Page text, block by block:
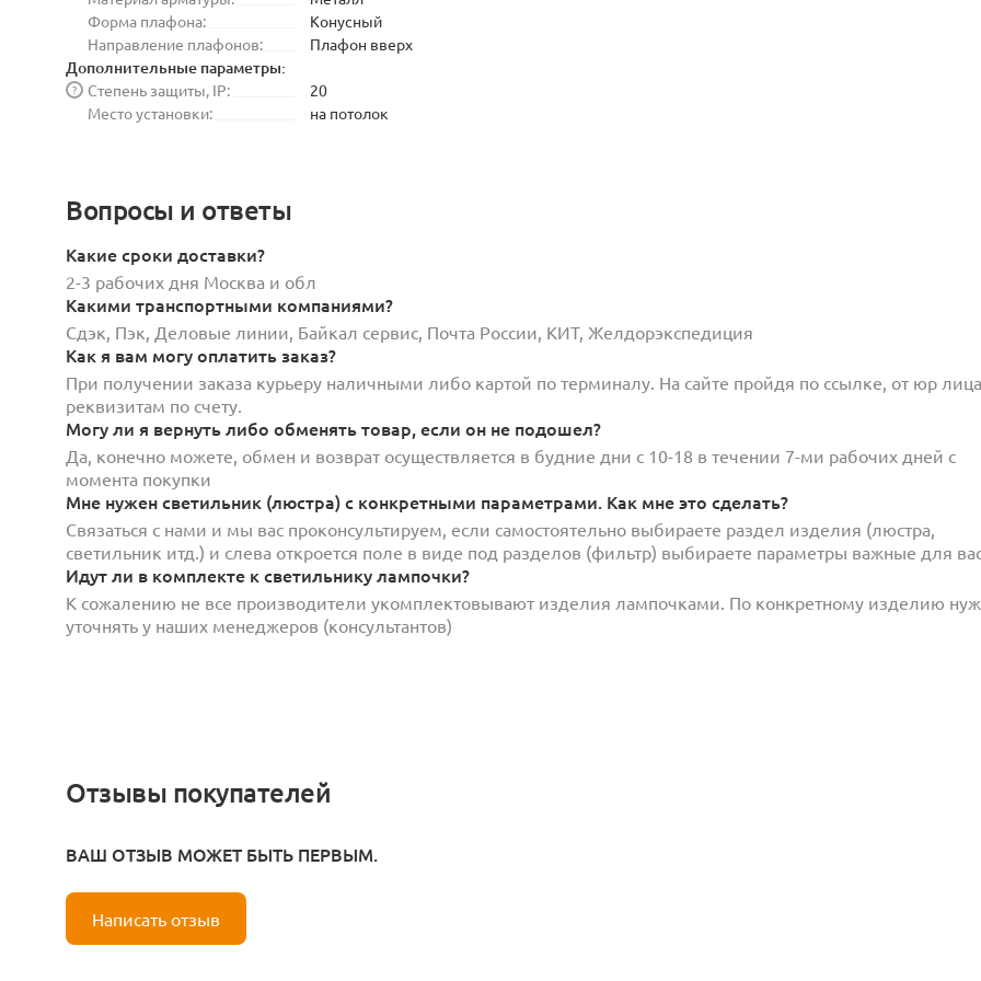
Форма плафона:
Конусный
Направление плафонов:
Плафон вверх
Дополнительные параметры:
Степень защиты, IP:
?
20
Место установки:
на потолок
Вопросы и ответы
Какие сроки доставки?
2-3 рабочих дня Москва и обл
Какими транспортными компаниями?
Сдэк, Пэк, Деловые линии, Байкал сервис, Почта России, КИТ, Желдорэкспедиция
Как я вам могу оплатить заказ?
При получении заказа курьеру наличными либо картой по терминалу. На сайте пройдя по ссылке, от юр
реквизитам по счету.
Могу ли я вернуть либо обменять товар, если он не подошел?
Да, конечно можете, обмен и возврат осуществляется в будние дни с 10-18 в течении 7-ми рабочих дней с
момента покупки
Мне нужен светильник (люстра) с конкретными параметрами. Как мне это сделать?
Связаться с нами и мы вас проконсультируем, если самостоятельно выбираете раздел изделия (люстра,
светильник итд.) и слева откроется поле в виде под разделов (фильтр) выбираете параметры важные для
Идут ли в комплекте к светильнику лампочки?
К сожалению не все производители укомплектовывают изделия лампочками. По конкретному изделию
уточнять у наших менеджеров (консультантов)
Отзывы покупателей
ВАШ ОТЗЫВ МОЖЕТ БЫТЬ ПЕРВЫМ.
Написать отзыв